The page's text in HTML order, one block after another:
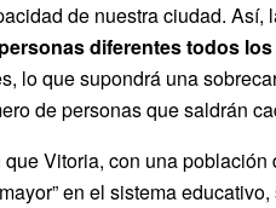
de nuestra ciudad.
diferentes todos
lo que supondrá una
de personas que saldrán
Vitoria, con una población
en el sistema